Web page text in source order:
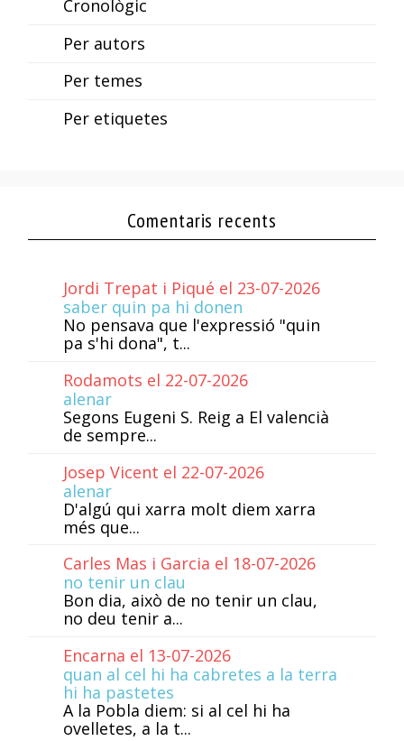
Cronològic
Per autors
Per temes
Per etiquetes
Comentaris recents
Jordi Trepat i Piqué el 23-07-2026
saber quin pa hi donen
No pensava que l'expressió "quin
pa s'hi dona", t...
Rodamots el 22-07-2026
alenar
Segons Eugeni S. Reig a El valencià
de sempre...
Josep Vicent el 22-07-2026
alenar
D'algú qui xarra molt diem xarra
més que...
Carles Mas i Garcia el 18-07-2026
no tenir un clau
Bon dia, això de no tenir un clau,
no deu tenir a...
Encarna el 13-07-2026
quan al cel hi ha cabretes a la terra
hi ha pastetes
A la Pobla diem: si al cel hi ha
ovelletes, a la t...